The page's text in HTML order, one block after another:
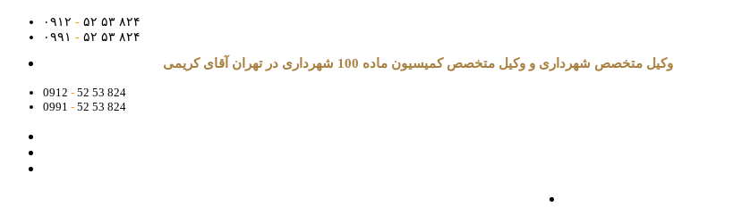
۰۹۱۲ - ۵۲ ۵۳ ۸۲۴
۰۹۹۱ - ۵۲ ۵۳ ۸۲۴
وکیل متخصص شهرداری و وکیل متخصص کمیسیون ماده 100 شهرداری در تهران آقای کریمی
0912 - 52 53 824
0991 - 52 53 824